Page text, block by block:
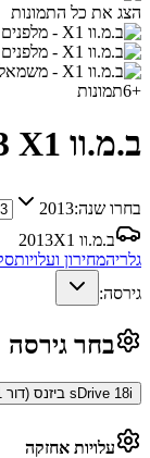
הצג את כל התמונות
+
6תמונות
ב.מ.וו X1
בחרו שנה:2013
ב.מ.וו X1
2013
גלריהמחירון ועלויות
גירסה:
בחר גירסה
sDrive 18i ביזנס (דור 1)
עלויות אחזקה